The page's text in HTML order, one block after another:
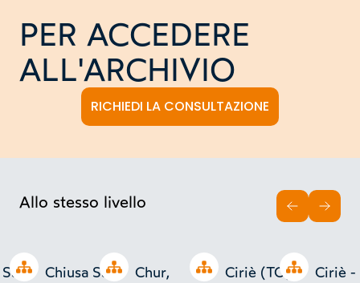
PER ACCEDERE
ALL'ARCHIVIO
RICHIEDI LA CONSULTAZIONE
Allo stesso livello
Open tree Open tree
Chiusa San
Open tree
Chur,
Open tree
Ciriè (TO),
Ciriè -
INDIETRO